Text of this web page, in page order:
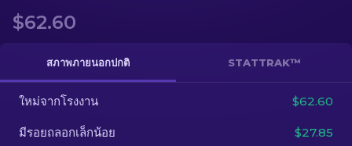
ถุงมือ
กล่อง
อื่น ๆ
$62.60
สภาพภายนอกปกติ STATTRAK™
ใหม่จากโรงงาน $62.60
มีรอยถลอกเล็กน้อย $27.85